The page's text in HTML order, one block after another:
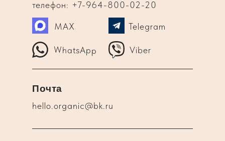
телефон: +7-964-800-02-20
WhatsApp Viber
Telegram
MAX
hello.organic@bk.ru
Почта